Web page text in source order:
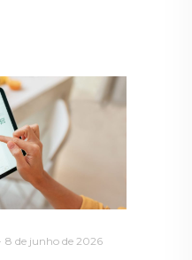
8 de junho de 2026